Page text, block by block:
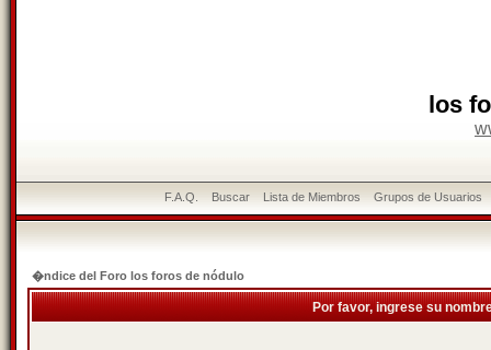
los
F.A.Q. Buscar Lista de Miembros Grupos de Usuarios
�ndice del Foro los foros de nódulo
Por favor, ingrese su